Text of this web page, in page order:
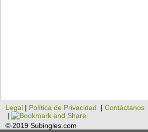
Legal | Política de Privacidad |Contáctanos
|
© 2019 Subingles.com